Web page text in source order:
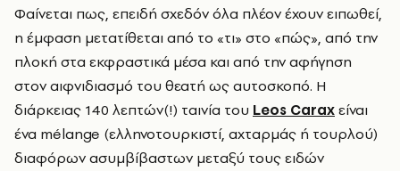
Φαίνεται πως, επειδή σχεδόν όλα πλέον έχουν ειπωθεί,
η έμφαση μετατίθεται από το «τι» στο «πώς», από την
πλοκή στα εκφραστικά μέσα και από την αφήγηση
στον αιφνιδιασμό του θεατή ως αυτοσκοπό. Η
διάρκειας 140 λεπτών(!) ταινία του Leos Caraxείναι
ένα mélange (ελληνοτουρκιστί, αχταρμάς ή τουρλού)
διαφόρων ασυμβίβαστων μεταξύ τους ειδών